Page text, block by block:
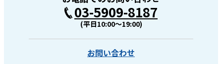
03-5909-8187
(平日10:00〜19:00)
お問い合わせ